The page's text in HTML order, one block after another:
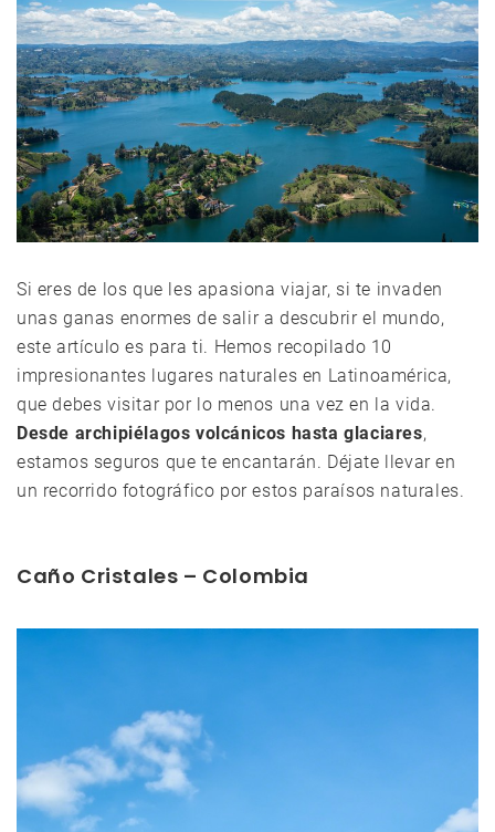
Si eres de los que les apasiona viajar, si te invaden
unas ganas enormes de salir a descubrir el mundo,
este artículo es para ti. Hemos recopilado 10
impresionantes lugares naturales en Latinoamérica,
que debes visitar por lo menos una vez en la vida.
Desde archipiélagos volcánicos hasta glaciares,
estamos seguros que te encantarán. Déjate llevar en
un recorrido fotográfico por estos paraísos naturales.
Caño Cristales – Colombia